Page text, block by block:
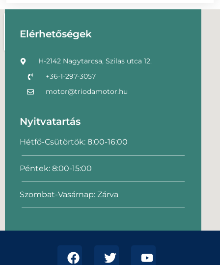
Elérhetőségek
H-2142 Nagytarcsa, Szilas utca 12.
+36-1-297-3057
motor@triodamotor.hu
Nyitvatartás
Hétfő-Csütörtök: 8:00-16:00
Péntek: 8:00-15:00
Szombat-Vasárnap: Zárva